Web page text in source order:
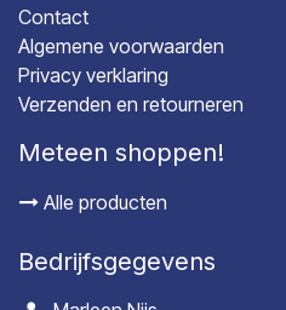
Contact
Algemene voorwaarden
Privacy verklaring
Verzenden en retourneren
Meteen shoppen!
Alle producten
Bedrijfsgegevens